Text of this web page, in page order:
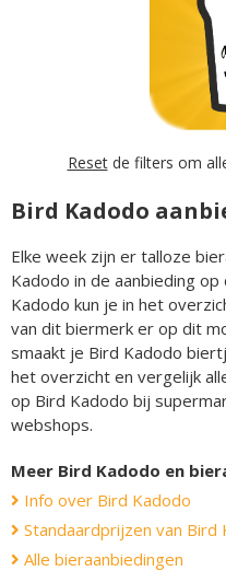
Resetde filters om
Bird Kadodo
Elke week zijn er talloze
Kadodo in de aanbieding
Kadodo kun je in het
van dit biermerk er op dit
smaakt je Bird Kadodo
het overzicht en vergelijk
op Bird Kadodo bij
webshops.
Meer Bird Kadodo en
Info over Bird Kadodo
Standaardprijzen van Bird
Alle bieraanbiedingen